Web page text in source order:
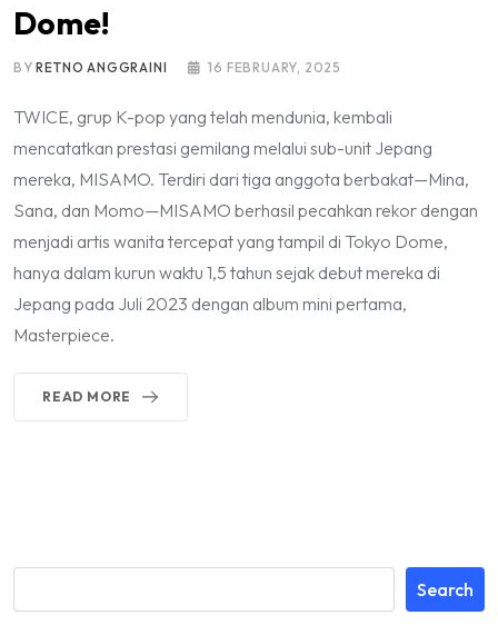
Dome!
BYRETNO ANGGRAINI 16 FEBRUARY, 2025
TWICE, grup K-pop yang telah mendunia, kembali
mencatatkan prestasi gemilang melalui sub-unit Jepang
mereka, MISAMO. Terdiri dari tiga anggota berbakat—Mina,
Sana, dan Momo—MISAMO berhasil pecahkan rekor dengan
menjadi artis wanita tercepat yang tampil di Tokyo Dome,
hanya dalam kurun waktu 1,5 tahun sejak debut mereka di
Jepang pada Juli 2023 dengan album mini pertama,
Masterpiece.
READ MORE
Search